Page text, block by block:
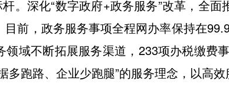
。深化“数字政府+政务服务”改革，全面
前，政务服务事项全程网办率保持在
域不断拓展服务渠道，233项办税缴费
跑路、企业少跑腿”的服务理念，以高效